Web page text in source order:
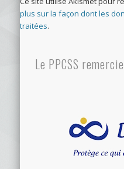
plus sur la façon dont les
traitées.
Le PPCSS